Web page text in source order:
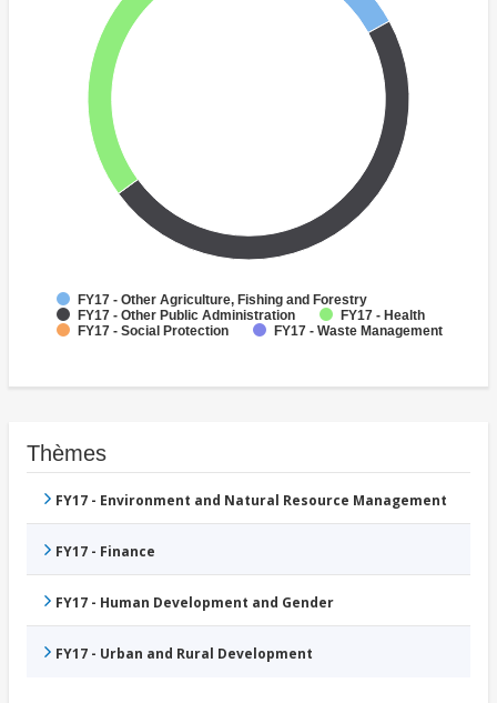
FY17 - Other Agriculture, Fishing and Forestry
FY17 - Other Public Administration
FY17 - Health
FY17 - Social Protection
FY17 - Waste Management
Thèmes
FY17 - Environment and Natural Resource Management
FY17 - Finance
FY17 - Human Development and Gender
FY17 - Urban and Rural Development